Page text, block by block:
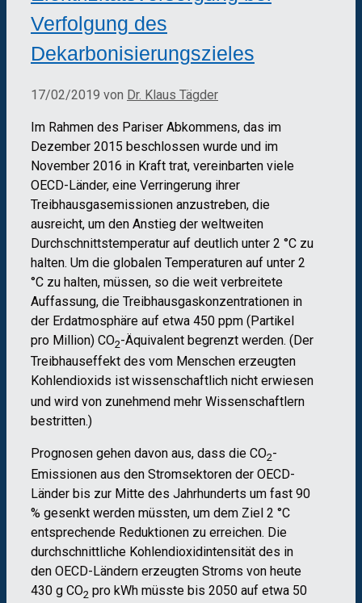
Verfolgung des
Dekarbonisierungszieles
17/02/2019 von Dr. Klaus Tägder
Im Rahmen des Pariser Abkommens, das im
Dezember 2015 beschlossen wurde und im
November 2016 in Kraft trat, vereinbarten viele
OECD-Länder, eine Verringerung ihrer
Treibhausgasemissionen anzustreben, die
ausreicht, um den Anstieg der weltweiten
Durchschnittstemperatur auf deutlich unter 2 °C zu
halten. Um die globalen Temperaturen auf unter 2
°C zu halten, müssen, so die weit verbreitete
Auffassung, die Treibhausgaskonzentrationen in
der Erdatmosphäre auf etwa 450 ppm (Partikel
pro Million) CO2-Äquivalent begrenzt werden. (Der
Treibhauseffekt des vom Menschen erzeugten
Kohlendioxids istwissenschaftlich nicht erwiesen
und wird von zunehmend mehr Wissenschaftlern
bestritten.)
Prognosen gehen davon aus, dass die CO2-
Emissionen aus den Stromsektoren der OECD-
Länder bis zur Mitte des Jahrhunderts um fast 90
% gesenkt werden müssten, um dem Ziel 2 °C
entsprechende Reduktionen zu erreichen. Die
durchschnittliche Kohlendioxidintensität des in
den OECD-Ländern erzeugten Stroms von heute
430 g CO2 pro kWh müsste bis 2050 auf etwa 50